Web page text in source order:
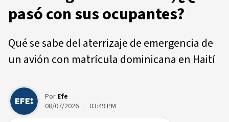
pasó con sus ocupantes?
Qué se sabe del aterrizaje de emergencia de
un avión con matrícula dominicana en Haití
Por Efe
08/07/2026 · 03:49 PM